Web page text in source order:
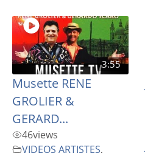
3:55
Musette RENE
GROLIER &
GERARD...
46views
VIDEOS ARTISTES,